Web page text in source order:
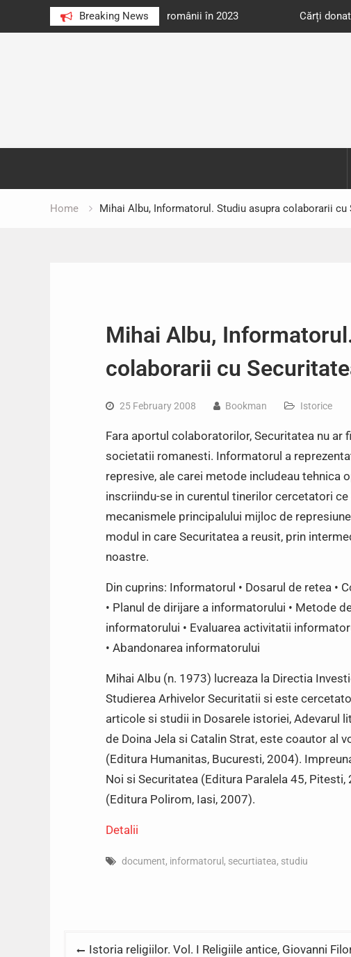
Breaking News
au citit românii în 2023 Cărți donate pentru unități de
Home Mihai Albu, Informatorul. Studiu asupra colaborarii cu
Mihai Albu,
colaborarii cu
25 February 2008 Bookman Istorice
Fara aportul colaboratorilor, Securitatea nu
societatii romanesti. Informatorul a
represive, ale carei metode includeau tehnica
inscriindu-se in curentul tinerilor cercetatori
mecanismele principalului mijloc de
modul in care Securitatea a reusit, prin
noastre.
Din cuprins: Informatorul • Dosarul de retea •
• Planul de dirijare a informatorului • Metode
informatorului • Evaluarea activitatii
• Abandonarea informatorului
Mihai Albu (n. 1973) lucreaza la Directia
Studierea Arhivelor Securitatii si este
articole si studii in Dosarele istoriei, Adevarul
de Doina Jela si Catalin Strat, este coautor al
(Editura Humanitas, Bucuresti, 2004).
Noi si Securitatea (Editura Paralela 45,
(Editura Polirom, Iasi, 2007).
Detalii
document, informatorul , securtiatea, studiu
PostIstoria religiilor. Vol. I Religiile antice, Giovanni